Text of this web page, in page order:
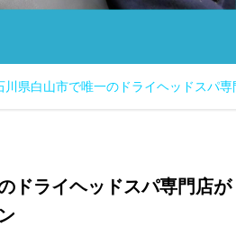
川県白山市で唯一のドライヘッドスパ
ドライヘッドスパ専門店が